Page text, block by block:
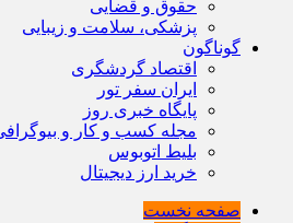
حقوق و قضایی
پزشکی، سلامت و زیبایی
گوناگون
اقتصاد گردشگری
ایران سفر تور
پایگاه خبری روز
مجله کسب و کار و
بلیط اتوبوس
خرید ارز دیجیتال
صفحه نخست